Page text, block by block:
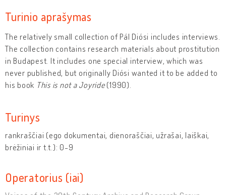
Turinio aprašymas
The relatively small collection of Pál Diósi includes interviews.
The collection contains research materials about prostitution
in Budapest. It includes one special interview, which was
never published, but originally Diósi wanted it to be added to
his book This is not a Joyride(1990).
Turinys
rankraščiai (ego dokumentai, dienoraščiai, užrašai, laiškai,
brėžiniai ir t.t.): 0-9
Operatorius (iai)